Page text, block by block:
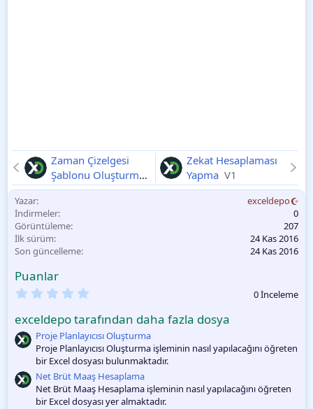
Zaman Çizelgesi
Şablonu Oluşturma
V1
Zekat Hesaplaması
Yapma V1
Yazar
exceldepo
İndirmeler
0
Görüntüleme
207
İlk sürüm
24 Kas 2016
Son güncelleme
24 Kas 2016
Puanlar
0
O
y
l
a
m
a
0 İnceleme
exceldepo tarafından daha fazla dosya
Proje Planlayıcısı Oluşturma
Proje Planlayıcısı Oluşturma işleminin nasıl yapılacağını öğreten
bir Excel dosyası bulunmaktadır.
Net Brüt Maaş Hesaplama
Net Brüt Maaş Hesaplama işleminin nasıl yapılacağını öğreten
bir Excel dosyası yer almaktadır.